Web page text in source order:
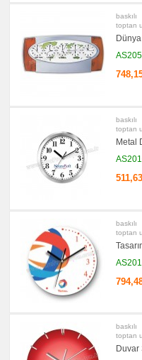
baskılı
toptan
baskılı
toptan
Metal
baskılı
toptan
baskılı
toptan
Duvar
promosyon
Anahtarlık
promosyon
Manikür
Seti
promosyon
Şerit
Çakı
&
El
Feneri
promosyon
Çakmak
&
Masa
Çanta
Askısı